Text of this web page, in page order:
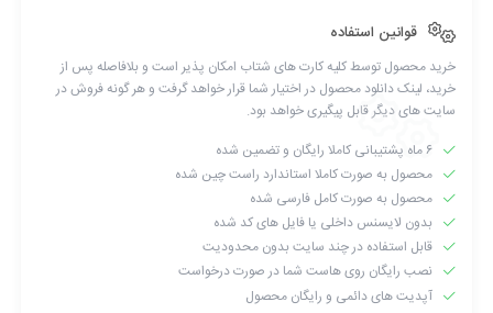
بسیار خوبی خواهد داشت و در روزهای نوسان قیمت‌ها به کمک آن
می‌توانید قیمت های محصولات خود را ویرایش کنید.
ویرایش تکی چندین محصول می‌تواند خیلی خسته کننده باشد، مثلا اگر
بخواهید فقط قیمت را تغییر دهید یا یک توضیحات کوچک به آن اضافه
راحتی همه زمینه‌های (فیلدها) محصول خود را تغییر دهید.با این افزونه
در کمترین زمان ممکن همه ویژگی‌ها اعم از قیمت، دسته‌بندی، قیمت
حراج، عنوان، توضیحات و دیگر گزینه‌های محصولات را می‌توانید به
صورت گروهی ویرایش و دخیره کنید. درکل از نقاط قوت این افزونه
ویرایش همه محصولات به صورت یکجا و گروهی است.
قوانین استفاده
خرید محصول توسط کلیه کارت های شتاب امکان پذیر است و بلافاصله پس از
خرید، لینک دانلود محصول در اختیار شما قرار خواهد گرفت و هر گونه فروش در
سایت های دیگر قابل پیگیری خواهد بود.
۶ ماه پشتیبانی کاملا رایگان و تضمین شده
محصول به صورت کاملا استاندارد راست چین شده
محصول به صورت کامل فارسی شده
بدون لایسنس داخلی یا فایل های کد شده
قابل استفاده در چند سایت بدون محدودیت
نصب رایگان روی هاست شما در صورت درخواست
آپدیت های دائمی و رایگان محصول